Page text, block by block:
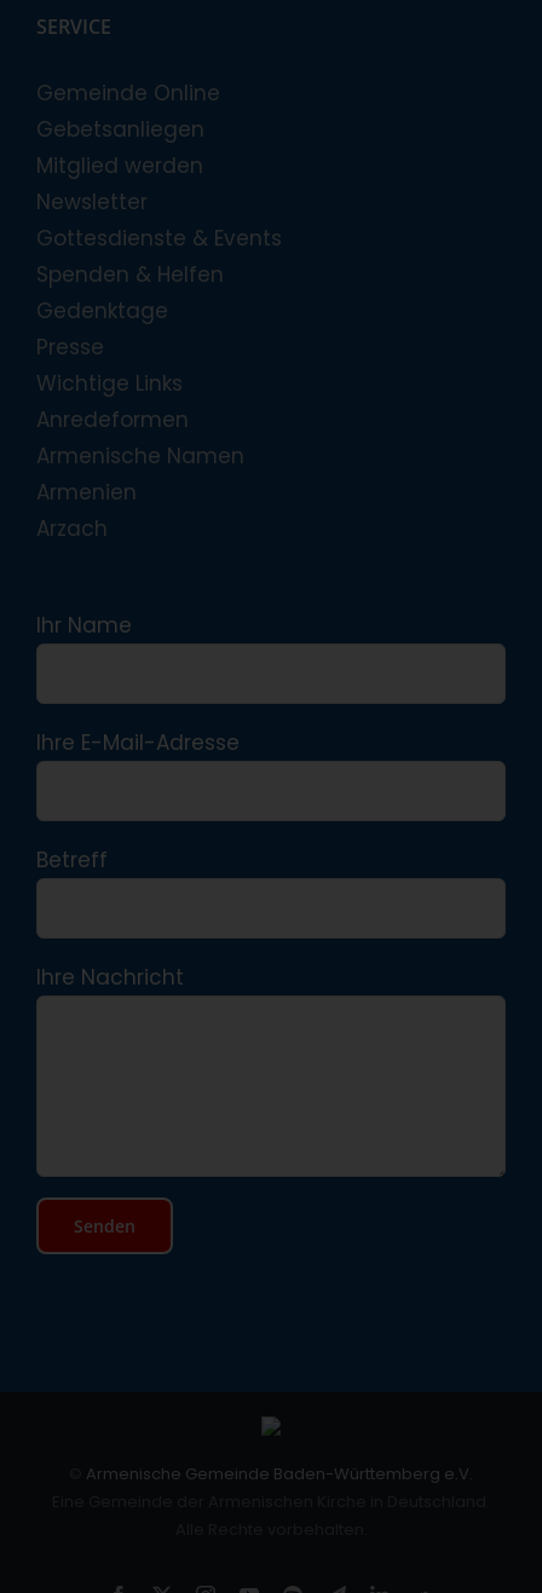
SERVICE
Gemeinde Online
Gebetsanliegen
Mitglied werden
Newsletter
Gottesdienste & Events
Spenden & Helfen
Gedenktage
Presse
Wichtige Links
Anredeformen
Armenische Namen
Armenien
Arzach
Ihr Name
Ihre E-Mail-Adresse
Betreff
Ihre Nachricht
Armenische Gemeinde Baden-Württemberg e.V.